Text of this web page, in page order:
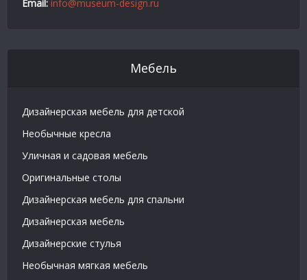
Email: info@museum-design.ru
Мебель
Дизайнерская мебель для детской
Необычные кресла
Уличная и садовая мебель
Оригинальные столы
Дизайнерская мебель для спальни
Дизайнерская мебель
Дизайнерские стулья
Необычная мягкая мебель